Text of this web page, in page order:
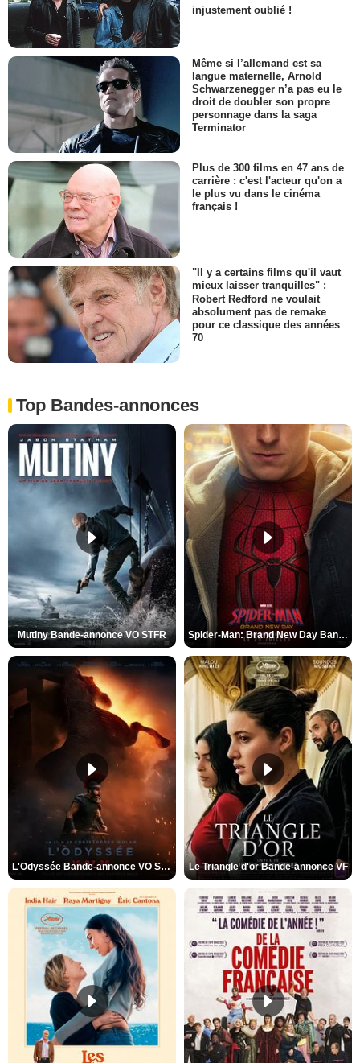
injustement oublié !
Même si l’allemand est sa
langue maternelle, Arnold
Schwarzenegger n’a pas eu le
droit de doubler son propre
personnage dans la saga
Terminator
Plus de 300 films en 47 ans de
carrière : c'est l'acteur qu'on a
le plus vu dans le cinéma
français !
"Il y a certains films qu'il vaut
mieux laisser tranquilles" :
Robert Redford ne voulait
absolument pas de remake
pour ce classique des années
70
Top Bandes-annonces
Mutiny Bande-annonce VO STFR Spider-Man: Brand New Day Bande-annonce VO STFR
L'Odyssée Bande-annonce VO STFR Le Triangle d'or Bande-annonce VF